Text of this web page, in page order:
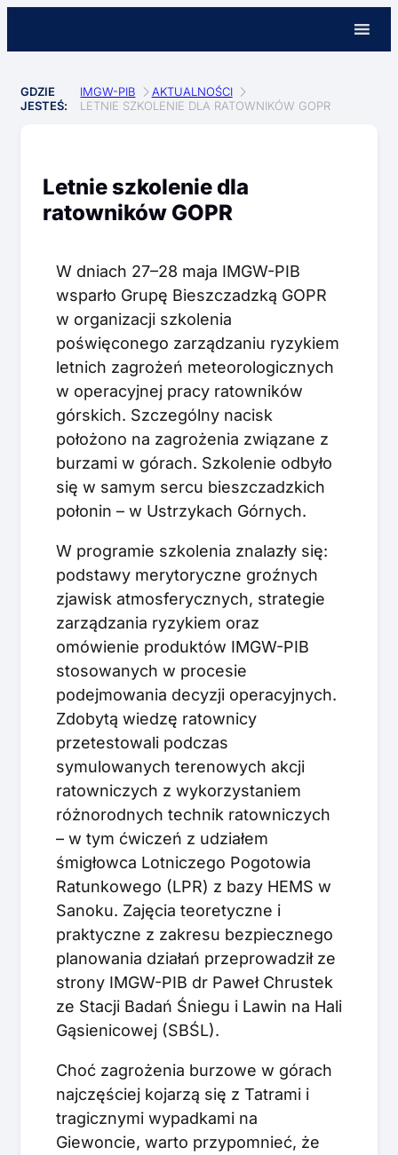
GDZIE
JESTEŚ:
IMGW-PIB
AKTUALNOŚCI
LETNIE SZKOLENIE DLA RATOWNIKÓW GOPR
Letnie szkolenie dla
ratowników GOPR
W dniach 27–28 maja IMGW-PIB
wsparło Grupę Bieszczadzką GOPR
w organizacji szkolenia
poświęconego zarządzaniu ryzykiem
letnich zagrożeń meteorologicznych
w operacyjnej pracy ratowników
górskich. Szczególny nacisk
położono na zagrożenia związane z
burzami w górach. Szkolenie odbyło
się w samym sercu bieszczadzkich
połonin – w Ustrzykach Górnych.
W programie szkolenia znalazły się:
podstawy merytoryczne groźnych
zjawisk atmosferycznych, strategie
zarządzania ryzykiem oraz
omówienie produktów IMGW-PIB
stosowanych w procesie
podejmowania decyzji operacyjnych.
Zdobytą wiedzę ratownicy
przetestowali podczas
symulowanych terenowych akcji
ratowniczych z wykorzystaniem
różnorodnych technik ratowniczych
– w tym ćwiczeń z udziałem
śmigłowca Lotniczego Pogotowia
Ratunkowego (LPR) z bazy HEMS w
Sanoku. Zajęcia teoretyczne i
praktyczne z zakresu bezpiecznego
planowania działań przeprowadził ze
strony IMGW-PIB dr Paweł Chrustek
ze Stacji Badań Śniegu i Lawin na Hali
Gąsienicowej (SBŚL).
Choć zagrożenia burzowe w górach
najczęściej kojarzą się z Tatrami i
tragicznymi wypadkami na
Giewoncie, warto przypomnieć, że